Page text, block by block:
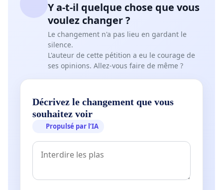
Y a-t-il quelque chose que vous
voulez changer ?
Le changement n'a pas lieu en gardant le
silence.
L'auteur de cette pétition a eu le courage de
ses opinions. Allez-vous faire de même ?
Décrivez le changement que vous
souhaitez voir
Propulsé par l’IA